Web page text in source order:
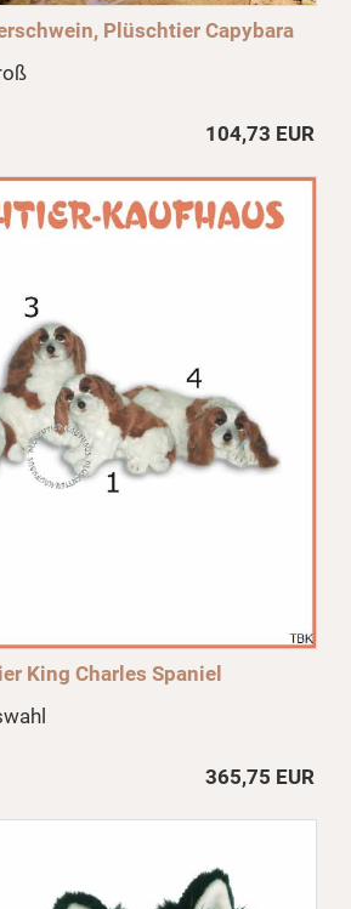
Plüschtier Capybara
104,73 EUR
King Charles Spaniel
365,75 EUR